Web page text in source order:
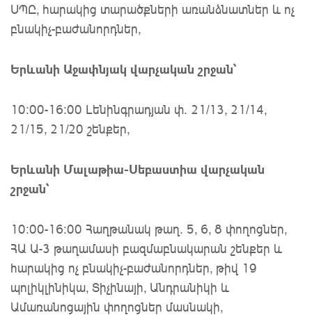
ՍՊԸ, հարակից տարածքների առանձնատներ և ոչ
բնակիչ-բաժանորդներ,
Երևանի Աջափնյակ վարչական շրջան՝
10։00-16։00 Լենինգրադյան փ. 21/13, 21/14,
21/15, 21/20 շենքեր,
Երևանի Մալաթիա-Սեբաստիա վարչական
շրջան՝
10։00-16։00 Հաղթանակ թաղ. 5, 6, 8 փողոցներ,
ՀԱ Ա-3 թաղամասի բազմաբնակարան շենքեր և
հարակից ոչ բնակիչ-բաժանորդներ, թիվ 19
պոլիկլինիկա, Տիչինայի, Անդրանիկի և
Ամառանոցային փողոցներ մասնակի,